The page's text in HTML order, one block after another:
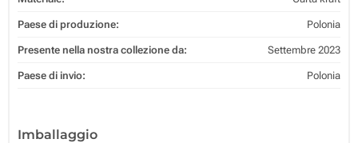
Paese di produzione: Polonia
Presente nella nostra collezione da: Settembre 2023
Paese di invio: Polonia
Imballaggio